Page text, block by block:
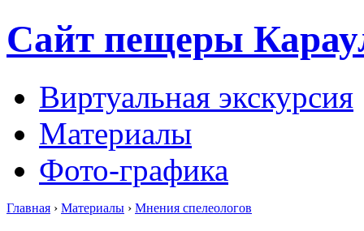
Сайт пещеры
Виртуальная экскурсия
Материалы
Фото-графика
Главная › Материалы › Мнения спелеологов